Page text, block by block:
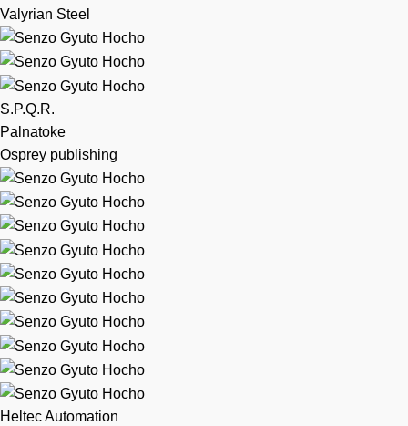
Valyrian Steel
S.P.Q.R.
Palnatoke
Osprey publishing
Heltec Automation